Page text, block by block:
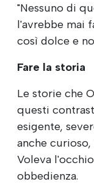
"Nessuno di
l'avrebbe mai
così dolce e
Fare la storia
Le storie che
questi
esigente,
anche
Voleva
obbedienza.